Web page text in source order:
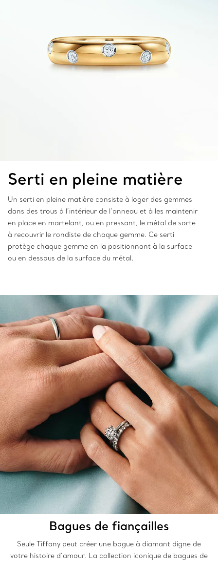
Serti en pleine matière
Un serti en pleine matière consiste à loger des gemmes
dans des trous à l’intérieur de l’anneau et à les maintenir
en place en martelant, ou en pressant, le métal de sorte
à recouvrir le rondiste de chaque gemme. Ce serti
protège chaque gemme en la positionnant à la surface
ou en dessous de la surface du métal.
Bagues de fiançailles
Seule Tiffany peut créer une bague à diamant digne de
votre histoire d’amour. La collection iconique de bagues de